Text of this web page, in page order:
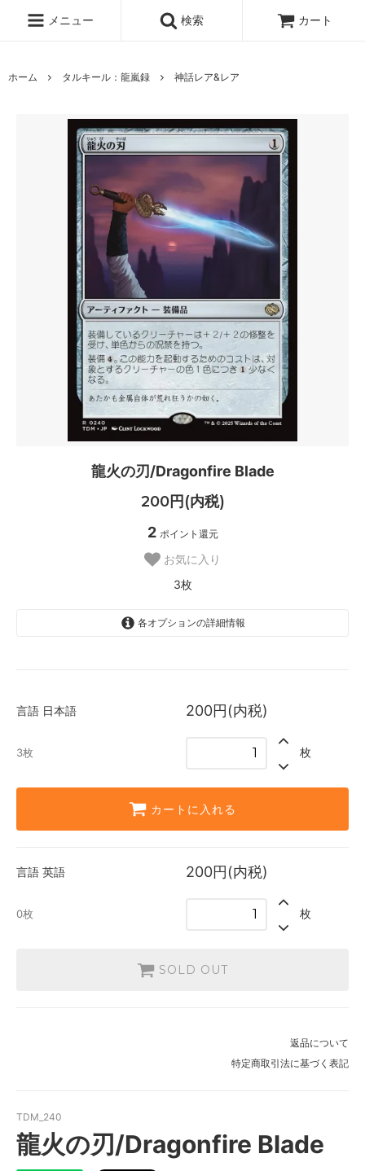
メニュー 検索 カート
ホーム タルキール：龍嵐録 神話レア&レア
龍火の刃/Dragonfire Blade
200円(内税)
2 ポイント還元
お気に入り
3枚
各オプションの詳細情報
英語
言語 日本語 200円(内税)
3枚 枚
カートに入れる
言語 英語 200円(内税)
0枚 枚
SOLD OUT
返品について
特定商取引法に基づく表記
TDM_240
龍火の刃/Dragonfire Blade